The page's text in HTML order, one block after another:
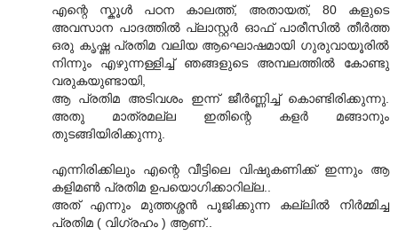
എന്റെ സ്കൂള്‍ പഠന കാലത്ത്, അതായത്, 80 കളുടെ
അവസാന പാദത്തില്‍ പ്ലാസ്റ്റര്‍ ഓഫ് പാരീസില്‍ തീര്‍ത്ത
ഒരു കൃഷ്ണ പ്രതിമ വലിയ ആഘൊഷമായി ഗുരുവായൂരില്‍
നിന്നും എഴുന്നള്ളിച്ച് ഞങ്ങളുടെ അമ്പലത്തില്‍ കോണ്ടു
വരുകയുണ്ടായി,
ആ പ്രതിമ അടിവശം ഇന്ന് ജീര്‍ണ്ണിച്ച് കൊണ്ടിരിക്കുന്നു.
അതു മാത്രമല്ല ഇതിന്റെ കളര്‍ മങ്ങാനും
തുടങ്ങിയിരിക്കുന്നു.
എന്നിരിക്കിലും എന്റെ വീട്ടിലെ വിഷുകണിക്ക് ഇന്നും ആ
കളിമണ്‍ പ്രതിമ ഉപയൊഗിക്കാറില്ല..
അത് എന്നും മുത്തശ്ശന്‍ പൂജിക്കുന്ന കല്ലില്‍ നിര്‍മ്മിച്ച
പ്രതിമ ( വിഗ്രഹം ) ആണ്..